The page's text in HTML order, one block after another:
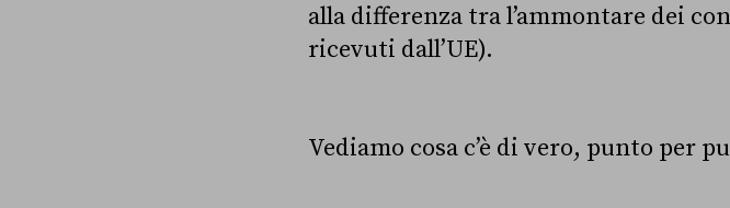
alla differenza tra l’ammontare dei
ricevuti dall’UE).
Vediamo cosa c’è di vero, punto per